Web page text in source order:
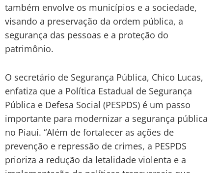
também envolve os municípios e a sociedade,
visando a preservação da ordem pública, a
segurança das pessoas e a proteção do
patrimônio.
O secretário de Segurança Pública, Chico Lucas,
enfatiza que a Política Estadual de Segurança
Pública e Defesa Social (PESPDS) é um passo
importante para modernizar a segurança pública
no Piauí. “Além de fortalecer as ações de
prevenção e repressão de crimes, a PESPDS
prioriza a redução da letalidade violenta e a